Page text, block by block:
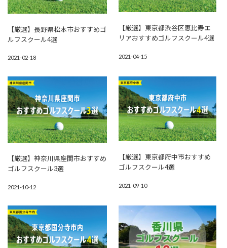
【厳選】長野県松本市おすすめゴ
ルフスクール4選
2021-02-18
【厳選】東京都渋谷区恵比寿エ
リアおすすめゴルフスクール4選
2021-04-15
【厳選】神奈川県座間市おすすめ
ゴルフスクール3選
2021-10-12
【厳選】東京都府中市おすすめ
ゴルフスクール4選
2021-09-10